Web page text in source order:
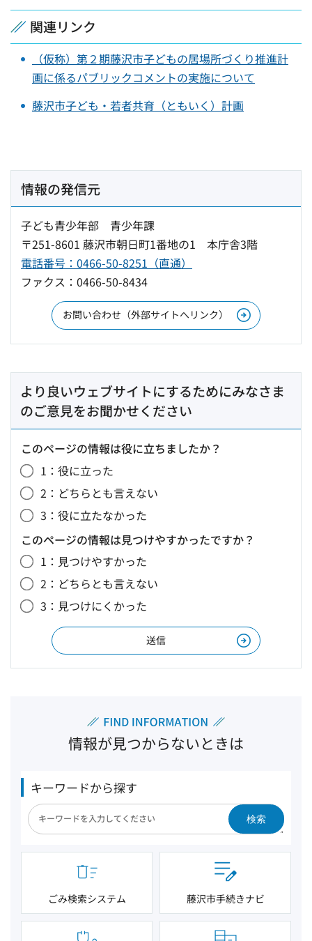
関連リンク
（仮称）第２期藤沢市子どもの居場所づくり推進計
画に係るパブリックコメントの実施について
藤沢市子ども・若者共育（ともいく）計画
情報の発信元
子ども青少年部 青少年課
〒251-8601 藤沢市朝日町1番地の1 本庁舎3階
電話番号：0466-50-8251（直通）
ファクス：0466-50-8434
お問い合わせ（外部サイトへリンク）
より良いウェブサイトにするためにみなさま
のご意見をお聞かせください
このページの情報は役に立ちましたか？
1：役に立った
2：どちらとも言えない
3：役に立たなかった
このページの情報は見つけやすかったですか？
1：見つけやすかった
2：どちらとも言えない
3：見つけにくかった
情報が見つからないときは
キーワードから探す
検索
ごみ検索システム 藤沢市手続きナビ